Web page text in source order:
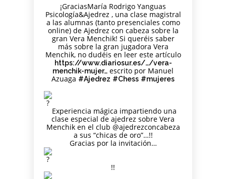
Y
NIVELES
– 13 DE
JUNIO
BOLETÍN
MAYO 2026 –
COMUNIDAD
AJEDREZ
CON
CABEZA
TORNEO
PARA
TODAS
LAS
EDADES
Y
NIVELES
–
AJEDREZ
MAYO
APRENDER A
MIRAR EL
ARTE: LA
ABSTRACCIÓN
GEOMÉTRICA:
PIET
MONDRIAN (Y
VISITA AL
MONASTERIO
29
ABRIL
2026
AJEDREZ
INICIACIÓN
PARA
ADULTOS -
CURSO DE
AJEDREZ
APRENDE
DESDE 0.
INICIO LA
SEMANA
DEL 11 DE
27
ABRIL
2026
CAMPAMENTO
DE VERANO
16
MARZO
2026
EL DESAFÍO
PSICOLÓGICO
DE JUGAR
DE ELO –
LUNES 16 DE
MARZO.
20.15H
¡GraciasMaría Rodrigo Yanguas
Psicología&Ajedrez , una clase magistral
a las alumnas (tanto presenciales como
online) de Ajedrez con cabeza sobre la
gran Vera Menchik! Si queréis saber
más sobre la gran jugadora Vera
Menchik, no dudéis en leer este artículo
https://www.diariosur.es/…/vera-
menchik-mujer… escrito por Manuel
Azuaga #Ajedrez #Chess #mujeres
Experiencia mágica impartiendo una
clase especial de ajedrez sobre Vera
Menchik en el club @ajedrezconcabeza
a sus “chicas de oro”…!!
Gracias por la invitación…
!!